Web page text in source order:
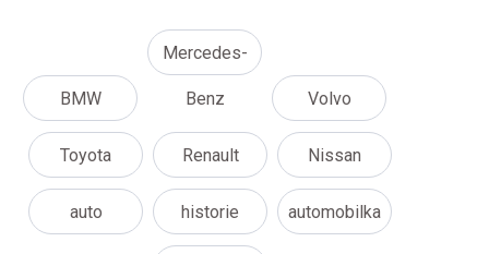
BMW
Mercedes-
Benz Volvo
Toyota Renault Nissan
auto historie automobilka